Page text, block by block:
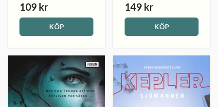
109 kr
KÖP
149 kr
KÖP